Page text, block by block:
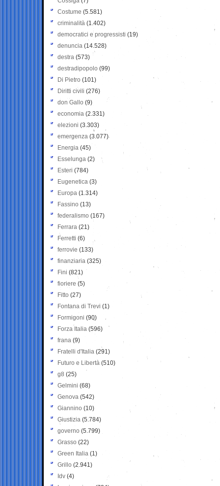
Costume (5.581)
criminalità (1.402)
democratici e progressisti (19)
denuncia (14.528)
destra (573)
destradipopolo (99)
Di Pietro (101)
Diritti civili (276)
don Gallo (9)
economia (2.331)
elezioni (3.303)
emergenza (3.077)
Energia (45)
Esselunga (2)
Esteri (784)
Eugenetica (3)
Europa (1.314)
Fassino (13)
federalismo (167)
Ferrara (21)
Ferretti (6)
ferrovie (133)
finanziaria (325)
Fini (821)
fioriere (5)
Fitto (27)
Fontana di Trevi (1)
Formigoni (90)
Forza Italia (596)
frana (9)
Fratelli d'Italia (291)
Futuro e Libertà (510)
g8 (25)
Gelmini (68)
Genova (542)
Giannino (10)
Giustizia (5.784)
governo (5.799)
Grasso (22)
Green Italia (1)
Grillo (2.941)
Idv (4)